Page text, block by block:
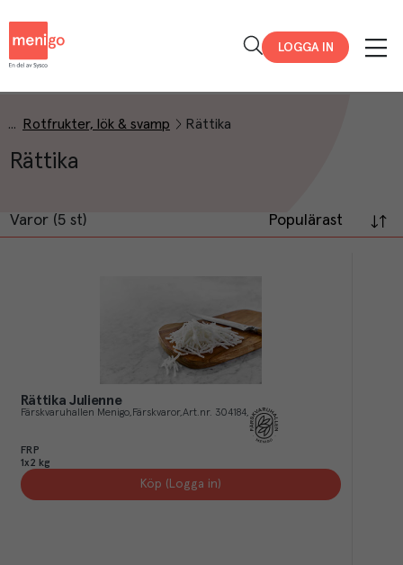
LOGGA IN
Rotfrukter, lök & svamp Rättika
Rättika
Varor (5 st) Populärast
Rättika Julienne
Färskvaruhallen Menigo Färskvaror Art.nr. 304184
FRP
1x2 kg
Köp (Logga in)